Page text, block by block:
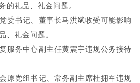
的礼品、礼金问题。
委书记、董事长马洪斌收受可能影响
、礼金问题。
服务中心副主任黄震宇违规公务接待
原党组书记、常务副主席杜拥军违规